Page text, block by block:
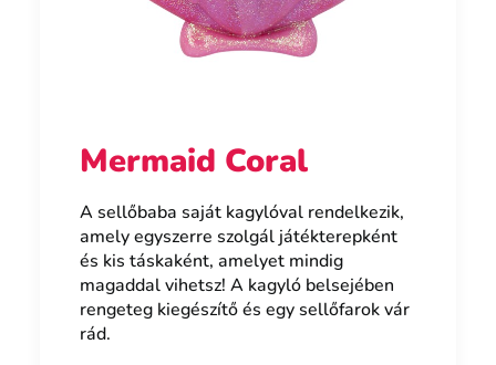
Mermaid Coral
A sellőbaba saját kagylóval rendelkezik,
amely egyszerre szolgál játékterepként
és kis táskaként, amelyet mindig
magaddal vihetsz! A kagyló belsejében
rengeteg kiegészítő és egy sellőfarok vár
rád.